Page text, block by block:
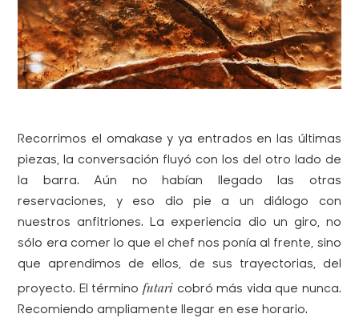
Recorrimos el omakasey ya entrados en las últimas
piezas, la conversación fluyó con los del otro lado de
la barra. Aún no habían llegado las otras
reservaciones, y eso dio pie a un diálogo con
nuestros anfitriones. La experiencia dio un giro, no
sólo era comer lo que el chef nos ponía al frente, sino
que aprendimos de ellos, de sus trayectorias, del
proyecto. El término futari cobró más vida que nunca.
Recomiendo ampliamente llegar en ese horario.